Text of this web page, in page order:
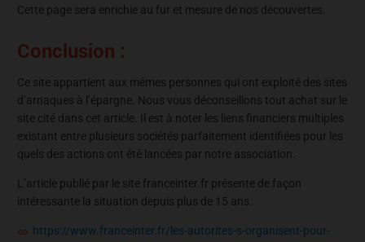
Cette page sera enrichie au fur et mesure de nos découvertes.
Conclusion :
Ce site appartient aux mêmes personnes qui ont exploité des sites
d’arnaques à l’épargne. Nous vous déconseillons tout achat sur le
site cité dans cet article. Il est à noter les liens financiers multiples
existant entre plusieurs sociétés parfaitement identifiées pour les
quels des actions ont été lancées par notre association.
L’article publié par le site franceinter.fr présente de façon
intéressante la situation depuis plus de 15 ans.
https://www.franceinter.fr/les-autorites-s-organisent-pour-